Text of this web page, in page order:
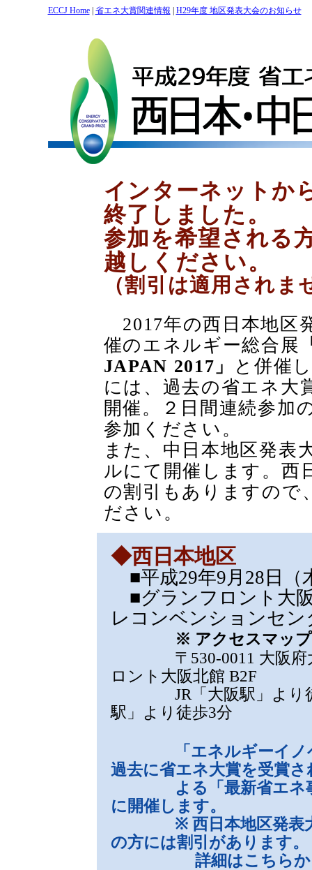
ECCJ Home| 省エネ大賞関連情報 H29年度 地区発表大会のお知らせ
インターネットか
終了しました。
参加を希望される
越しください。
（割引は適用されま
2017年の西日本地区
催のエネルギー総合展
JAPAN 2017」
と併催
には、過去の省エネ大
開催。２日間連続参加
参加ください。
また、中日本地区発表
ルにて開催します。西
の割引もありますので
ださい。
◆西日本地区
■平成29年9月28日（
■グランフロント大
レコンベンションセン
※ アクセスマップ
〒530-0011 大阪府大
ロント大阪北館 B2F
JR「大阪駅」より徒
駅」より徒歩3分
「エネルギーイノベ
過去に省エネ大賞を受賞さ
よる「最新省エネ事
に開催します。
※ 西日本地区発表大
の方には割引があります。
詳細はこちらか